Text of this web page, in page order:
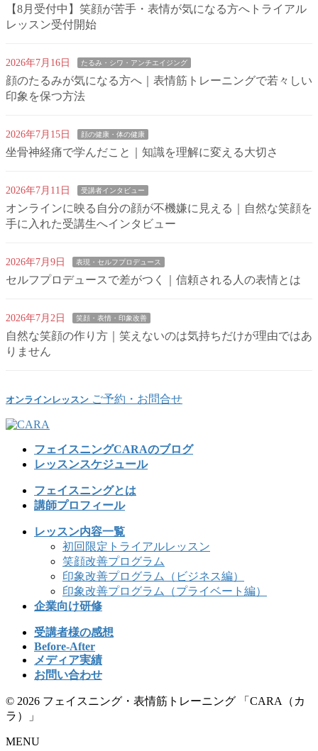
【8月受付中】笑顔が苦手・表情が気になる方へトライアル
レッスン受付開始
2026年7月16日 たるみ・シワ・アンチエイジング
顔のたるみが気になる方へ｜表情筋トレーニングで若々しい
印象を保つ方法
2026年7月15日 顔の健康・体の健康
坐骨神経痛で学んだこと｜知識を理解に変える大切さ
2026年7月11日 受講者インタビュー
オンラインに映る自分の顔が不機嫌に見える｜自然な笑顔を
手に入れた受講生へインタビュー
2026年7月9日 表現・セルフプロデュース
セルフプロデュースで差がつく｜信頼される人の表情とは
2026年7月2日 笑顔・表情・印象改善
自然な笑顔の作り方｜笑えないのは気持ちだけが理由ではあ
りません
オンラインレッスン ご予約・お問合せ
フェイスニングCARAのブログ
レッスンスケジュール
フェイスニングとは
講師プロフィール
レッスン内容一覧
初回限定トライアルレッスン
笑顔改善プログラム
印象改善プログラム（ビジネス編）
印象改善プログラム（プライベート編）
企業向け研修
受講者様の感想
Before-After
メディア実績
お問い合わせ
© 2026 フェイスニング・表情筋トレーニング 「CARA（カ
ラ）」
MENU